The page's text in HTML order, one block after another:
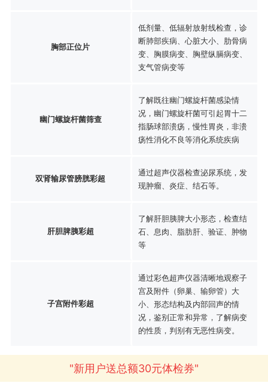
胸部正位片
低剂量、低辐射放射线检查，诊
断肺部疾病、心脏大小、肋骨病
变、胸膜病变、胸壁纵膈病变、
支气管病变等
幽门螺旋杆菌筛查
了解既往幽门螺旋杆菌感染情
况，幽门螺旋杆菌可引起胃十二
指肠球部溃疡，慢性胃炎，非溃
疡性消化不良等消化系统疾病
双肾输尿管膀胱彩超
通过超声仪器检查泌尿系统，发
现肿瘤、炎症、结石等。
肝胆脾胰彩超
了解肝胆胰脾大小形态，检查结
石、息肉、脂肪肝、验证、肿物
等
子宫附件彩超
通过彩色超声仪器清晰地观察子
宫及附件（卵巢、输卵管）大
小、形态结构及内部回声的情
况，鉴别正常和异常，了解病变
的性质，判别有无恶性病变。
"新用户送总额30元体检券"